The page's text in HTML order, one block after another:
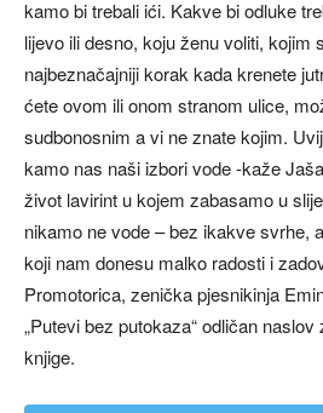
kamo bi trebali ići. Kakve bi odluke
lijevo ili desno, koju ženu voliti, kojim
najbeznačajniji korak kada krenete
ćete ovom ili onom stranom ulice,
sudbonosnim a vi ne znate kojim.
kamo nas naši izbori vode -kaže
život lavirint u kojem zabasamo u
nikamo ne vode – bez ikakve svrhe,
koji nam donesu malko radosti i
Promotorica, zenička pjesnikinja
„Putevi bez putokaza“ odličan
knjige.